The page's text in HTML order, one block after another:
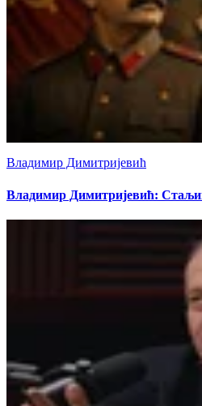
Владимир Димитријевић
Владимир Димитријевић: